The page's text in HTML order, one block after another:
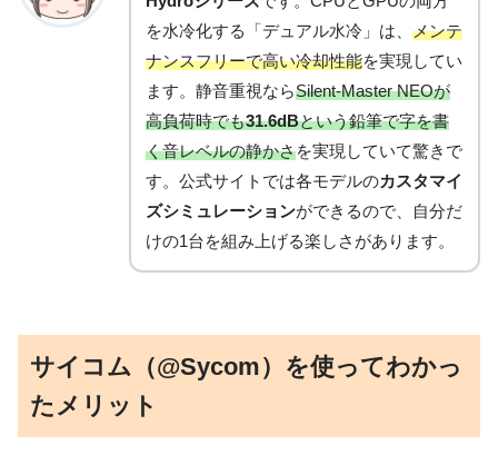
を水冷化する「デュアル水冷」は、 メンテ
ナンスフリーで高い冷却性能を実現してい
ます。静音重視ならSilent-Master NEOが
高負荷時でも31.6dBという鉛筆で字を書
く音レベルの静かさを実現していて驚きで
す。公式サイトでは各モデルのカスタマイ
ズシミュレーションができるので、自分だ
けの1台を組み上げる楽しさがあります。
サイコム（@Sycom）を使ってわかっ
たメリット